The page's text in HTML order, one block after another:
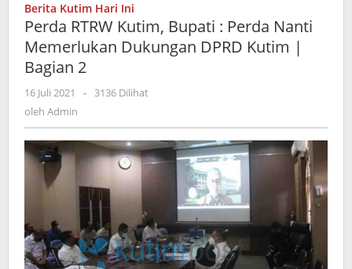
:
Perda
Kutim
|
Bagian
Berita Kutim Hari Ini
Perda RTRW Kutim, Bupati : Perda Nanti
Memerlukan Dukungan DPRD Kutim |
Bagian 2
16 Juli 2021
oleh
- 3136 Dilihat
oleh Admin